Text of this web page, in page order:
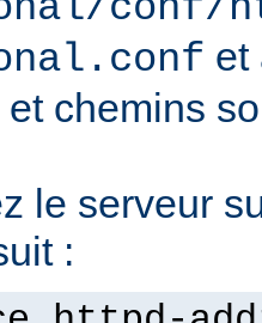
et
chemins
le serveur
: